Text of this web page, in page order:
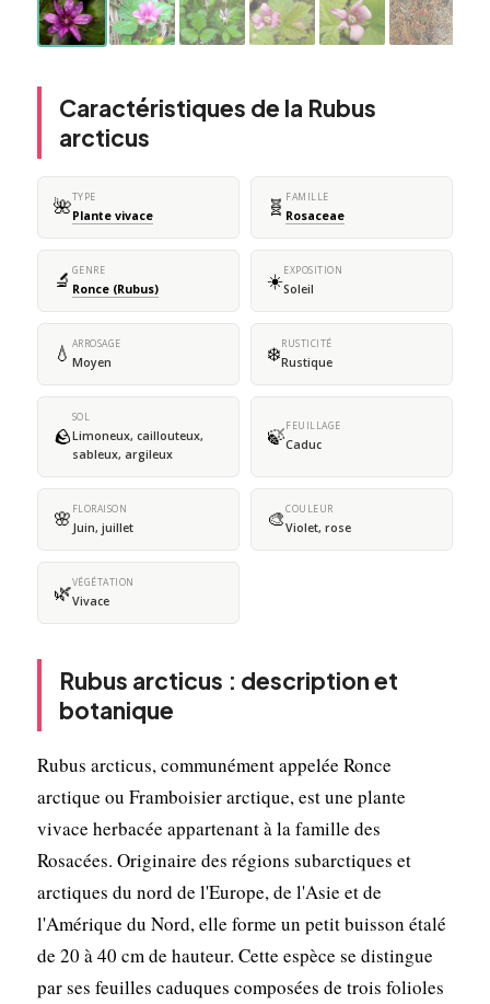
Caractéristiques de la Rubus
arcticus
🌺TYPE
Plante vivace 🧬 FAMILLE
Rosaceae
🔬 GENRE
Ronce (Rubus) ☀️EXPOSITION
Soleil
💧 ARROSAGE
Moyen ❄️RUSTICITÉ
Rustique
🪨
SOL
Limoneux, caillouteux,
sableux, argileux
🍃FEUILLAGE
Caduc
🌸 FLORAISON
Juin, juillet 🎨COULEUR
Violet, rose
🌿VÉGÉTATION
Vivace
Rubus arcticus : description et
botanique
Rubus arcticus, communément appelée Ronce
arctique ou Framboisier arctique, est une plante
vivace herbacée appartenant à la famille des
Rosacées. Originaire des régions subarctiques et
arctiques du nord de l'Europe, de l'Asie et de
l'Amérique du Nord, elle forme un petit buisson étalé
de 20 à 40 cm de hauteur. Cette espèce se distingue
par ses feuilles caduques composées de trois folioles